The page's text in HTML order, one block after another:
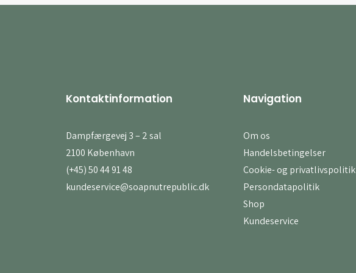
Kontaktinformation
Dampfærgevej 3 – 2 sal
2100 København
(+45) 50 44 91 48
kundeservice@soapnutrepublic.dk
Navigation
Om os
Handelsbetingelser
Cookie- og privatlivspolitik
Persondatapolitik
Shop
Kundeservice